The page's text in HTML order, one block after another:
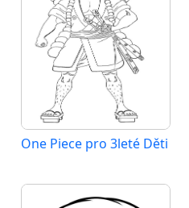
One Piece pro 3leté Děti